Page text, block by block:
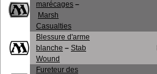
marécages –
Marsh
Casualties
Blessure d'arme
blanche – Stab
Wound
Fureteur des